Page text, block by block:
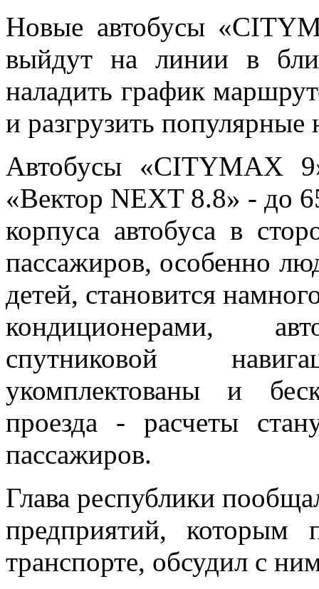
Новые автобусы
выйдут на линии в
наладить график
и разгрузить популярные
Автобусы «CITYMAX
«Вектор NEXT 8.8» - до
корпуса автобуса в
пассажиров, особенно
детей, становится
кондиционерами,
спутниковой
укомплектованы и
проезда - расчеты
пассажиров.
Глава республики
предприятий, которым
транспорте, обсудил с